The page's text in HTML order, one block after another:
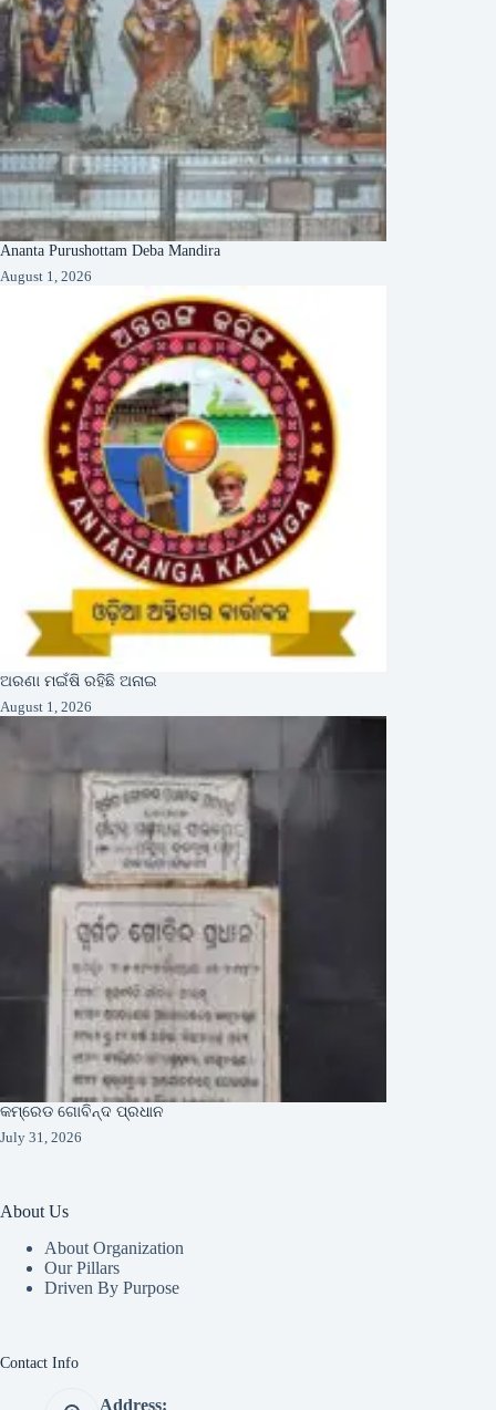
Ananta Purushottam Deba Mandira
August 1, 2026
ଅରଣା ମଇଁଷି ରହିଛି ଅନାଇ
August 1, 2026
କମ୍ରେଡ ଗୋବିନ୍ଦ ପ୍ରଧାନ
July 31, 2026
About Us
About Organization
Our Pillars
Driven By Purpose​
Contact Info
Address: